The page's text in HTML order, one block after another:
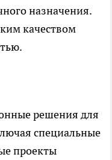
назначения.
качеством
решения для
специальные
проекты